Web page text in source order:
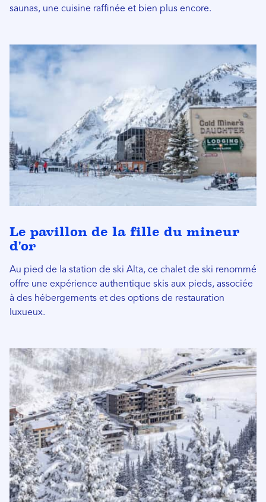
saunas, une cuisine raffinée et bien plus encore.
Le pavillon de la fille du mineur
d'or
Au pied de la station de ski Alta, ce chalet de ski renommé
offre une expérience authentique skis aux pieds, associée
à des hébergements et des options de restauration
luxueux.